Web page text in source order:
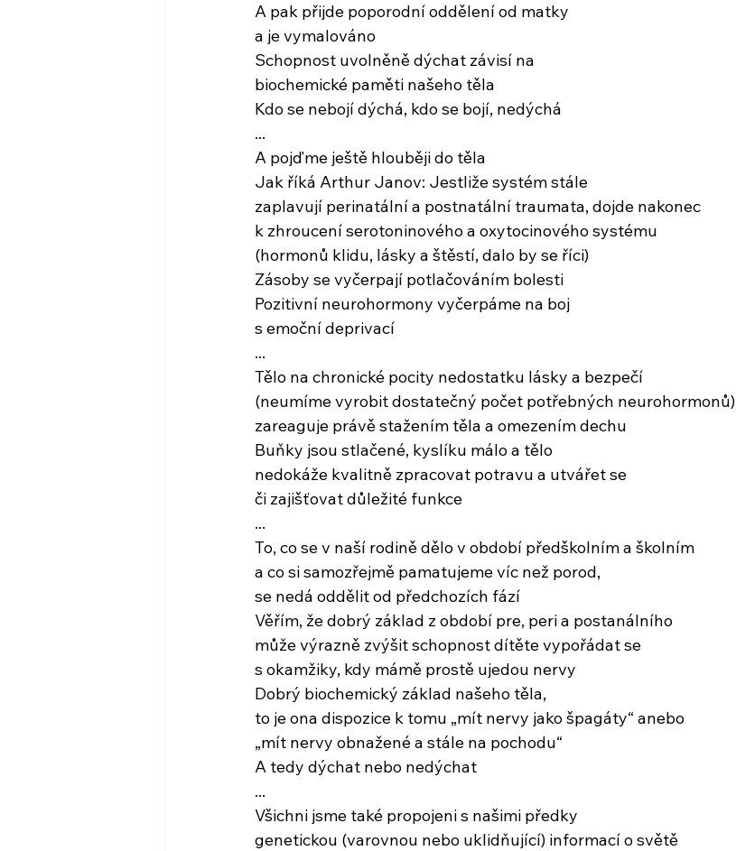
A pak přijde poporodní oddělení od matky
a je vymalováno
Schopnost uvolněně dýchat závisí na
biochemické paměti našeho těla
Kdo se nebojí dýchá, kdo se bojí, nedýchá
...
A pojďme ještě hlouběji do těla
Jak říká Arthur Janov: Jestliže systém stále
zaplavují perinatální a postnatální traumata, dojde nakonec
k zhroucení serotoninového a oxytocinového systému
(hormonů klidu, lásky a štěstí, dalo by se říci)
Zásoby se vyčerpají potlačováním bolesti
Pozitivní neurohormony vyčerpáme na boj
s emoční deprivací
...
Tělo na chronické pocity nedostatku lásky a bezpečí
(neumíme vyrobit dostatečný počet potřebných neurohormonů)
zareaguje právě stažením těla a omezením dechu
Buňky jsou stlačené, kyslíku málo a tělo
nedokáže kvalitně zpracovat potravu a utvářet se
či zajišťovat důležité funkce
...
To, co se v naší rodině dělo v období předškolním a školním
a co si samozřejmě pamatujeme víc než porod,
se nedá oddělit od předchozích fází
Věřím, že dobrý základ z období pre, peri a postanálního
může výrazně zvýšit schopnost dítěte vypořádat se
s okamžiky, kdy mámě prostě ujedou nervy
Dobrý biochemický základ našeho těla,
to je ona dispozice k tomu „mít nervy jako špagáty“ anebo
„mít nervy obnažené a stále na pochodu“
A tedy dýchat nebo nedýchat
...
Všichni jsme také propojeni s našimi předky
genetickou (varovnou nebo uklidňující) informací o světě